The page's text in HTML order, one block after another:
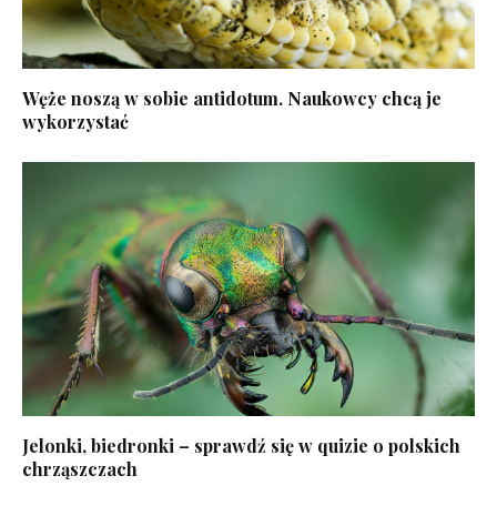
Węże noszą w sobie antidotum. Naukowcy chcą je
wykorzystać
Jelonki, biedronki – sprawdź się w quizie o polskich
chrząszczach